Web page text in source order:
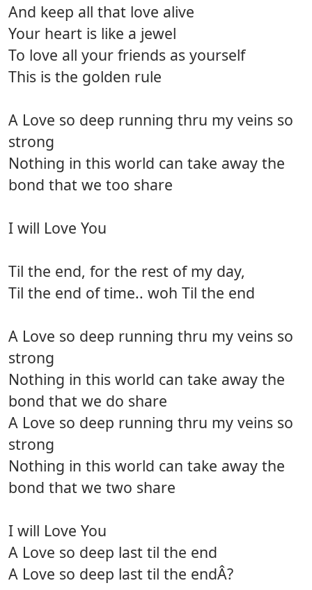
And keep all that love alive
Your heart is like a jewel
To love all your friends as yourself
This is the golden rule
A Love so deep running thru my veins so
strong
Nothing in this world can take away the
bond that we too share
I will Love You
Til the end, for the rest of my day,
Til the end of time.. woh Til the end
A Love so deep running thru my veins so
strong
Nothing in this world can take away the
bond that we do share
A Love so deep running thru my veins so
strong
Nothing in this world can take away the
bond that we two share
I will Love You
A Love so deep last til the end
A Love so deep last til the endÂ?